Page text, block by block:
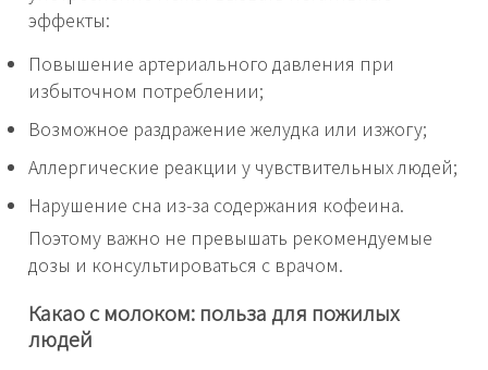
эффекты:
Повышение артериального давления при
избыточном потреблении;
Возможное раздражение желудка или изжогу;
Аллергические реакции у чувствительных людей;
Нарушение сна из-за содержания кофеина.
Поэтому важно не превышать рекомендуемые
дозы и консультироваться с врачом.
Какао с молоком: польза для пожилых
людей